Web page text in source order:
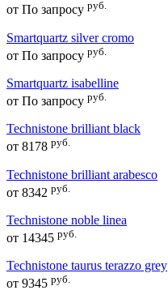
от По запросу руб.
Smartquartz silver cromo
от По запросу руб.
Smartquartz isabelline
от По запросу руб.
Technistone brilliant black
от 8178 руб.
Technistone brilliant arabesco
от 8342 руб.
Technistone noble linea
от 14345 руб.
Technistone taurus terazzo grey
от 9345 руб.